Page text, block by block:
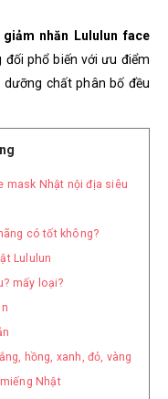
nhăn Lululun face
phổ biến với ưu điểm
chất phân bố đều
mask Nhật nội địa siêu
có tốt không?
Lululun
mấy loại?
hồng, xanh, đỏ, vàng
Nhật